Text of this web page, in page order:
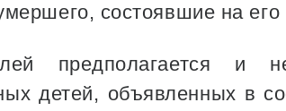
состоявшие на
предполагается и
детей, объявленных в